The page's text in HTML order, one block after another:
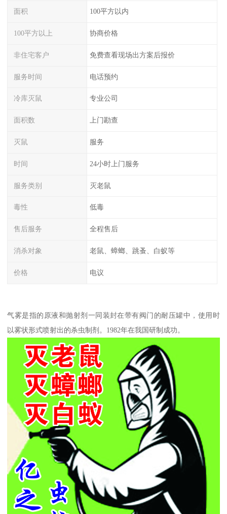
面积 100平方以内
100平方以上 协商价格
非住宅客户 免费查看现场出方案后报价
服务时间 电话预约
冷库灭鼠 专业公司
面积数 上门勘查
灭鼠 服务
时间 24小时上门服务
服务类别 灭老鼠
毒性 低毒
售后服务 全程售后
消杀对象 老鼠、蟑螂、跳蚤、白蚁等
价格 电议
气雾是指的原液和抛射剂一同装封在带有阀门的耐压罐中，使用时
以雾状形式喷射出的杀虫制剂。1982年在我国研制成功。